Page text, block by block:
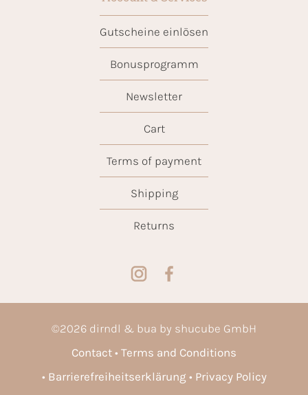
Gutscheine einlösen
Bonusprogramm
Newsletter
Cart
Terms of payment
Shipping
Returns
©2026 dirndl & bua by shucube GmbH
Contact
Terms and Conditions
Barrierefreiheitserklärung
Privacy Policy